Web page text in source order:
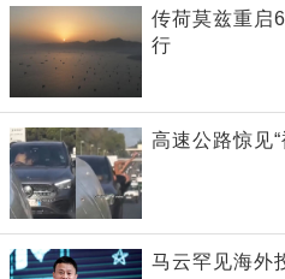
传荷莫兹重启
行
高速公路惊见
马云罕见海外